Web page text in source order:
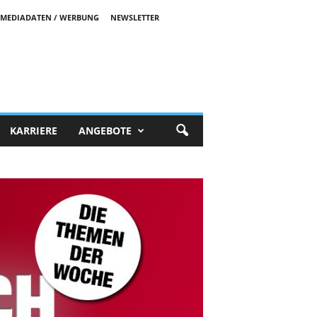
MEDIADATEN / WERBUNG
NEWSLETTER
KARRIERE ANGEBOTE